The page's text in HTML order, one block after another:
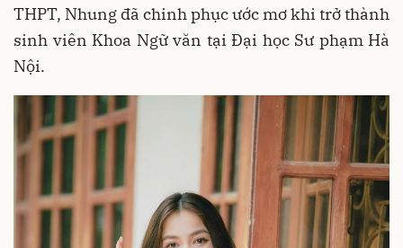
THPT, Nhung đã chinh phục ước mơ khi trở thành
sinh viên Khoa Ngữ văn tại Đại học Sư phạm Hà
Nội.